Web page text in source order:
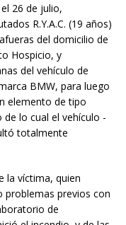
26 de julio,
R.Y.A.C. (19 años)
del domicilio de
Hospicio, y
del vehículo de
BMW, para luego
elemento de tipo
lo cual el vehículo -
totalmente
la víctima, quien
problemas previos con
de